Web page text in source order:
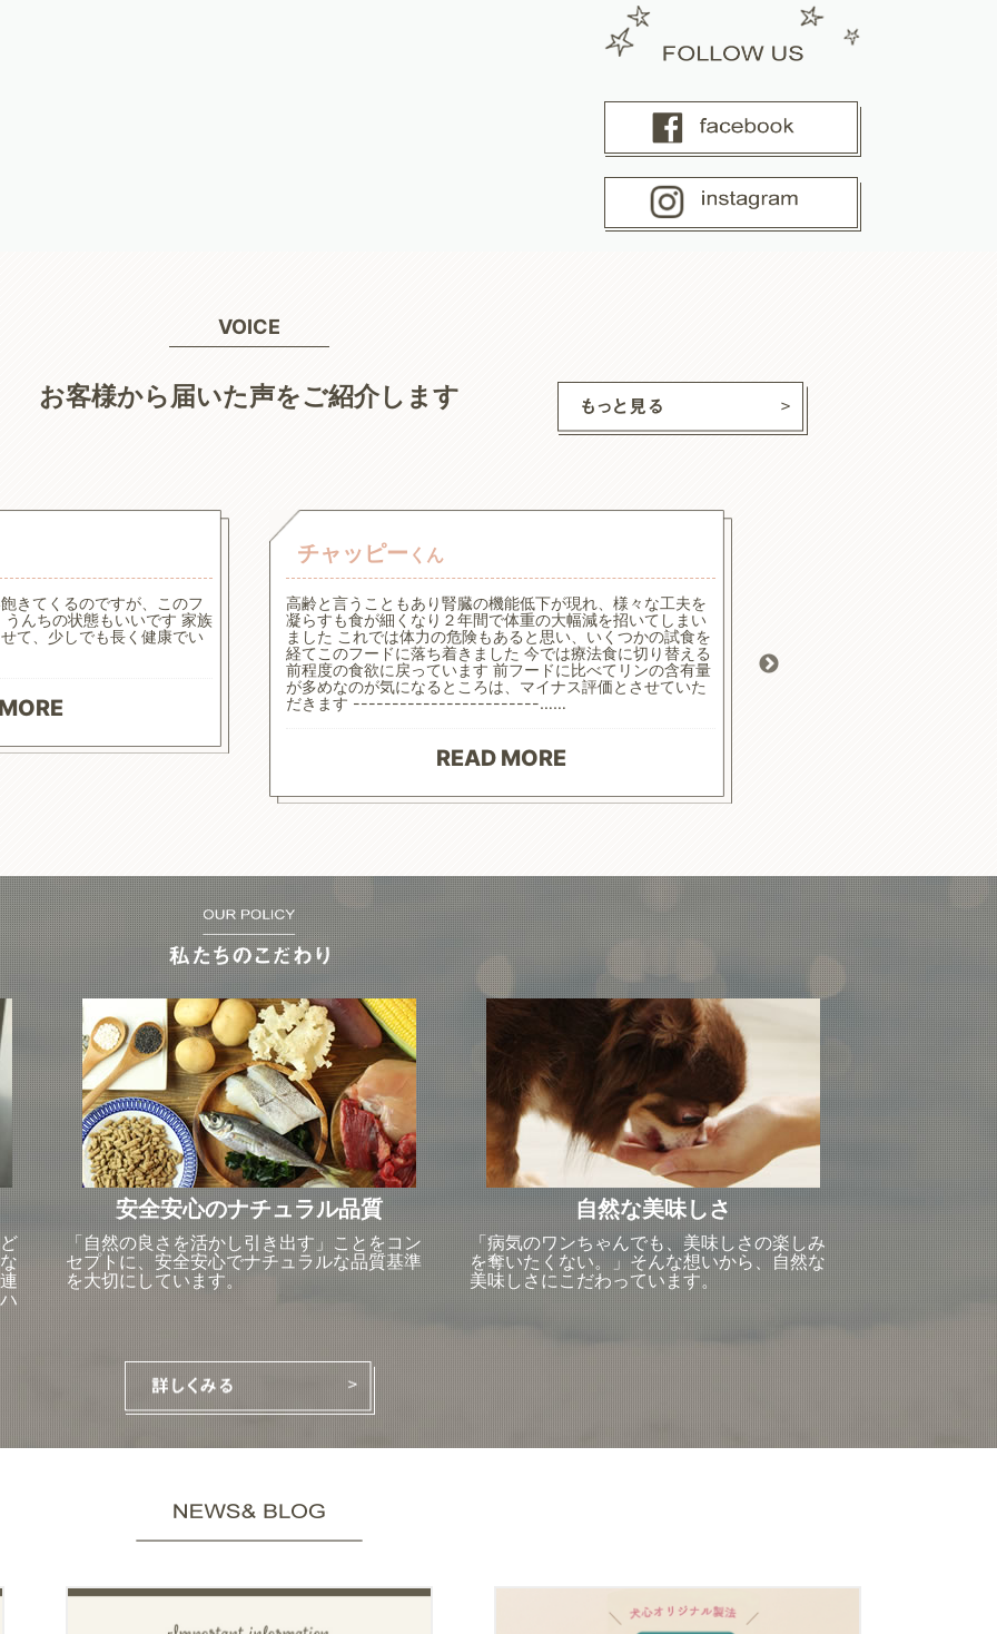
VOICE
お客様から届いた声をご紹介します
きてくるのですが、このフ
んちの状態もいいです 家族
て、少しでも長く健康でい
チャッピー くん
高齢と言うこともあり腎臓の機能低下が現れ、様々な工夫を
凝らすも食が細くなり２年間で体重の大幅減を招いてしまい
ました これでは体力の危険もあると思い、いくつかの試食を
経てこのフードに落ち着きました 今では療法食に切り替える
前程度の食欲に戻っています 前フードに比べてリンの含有量
が多めなのが気になるところは、マイナス評価とさせていた
だきます ------------------------……
READ MORE
安全安心のナチュラル品質
「自然の良さを活かし引き出す」ことをコン
セプトに、安全安心でナチュラルな品質基準
を大切にしています。
自然な美味しさ
「病気のワンちゃんでも、美味しさの楽しみ
を奪いたくない。」そんな想いから、自然な
美味しさにこだわっています。